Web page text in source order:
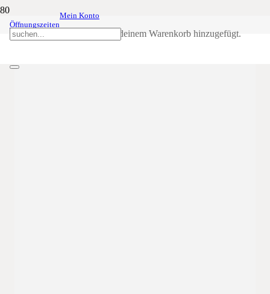
Öffnungszeiten
Mein Konto
wurde deinem Warenkorb hinzugefügt.
30Apr19:3022:00Bezirkstag Süd-Tiroler
Unterland in Kurtatsch